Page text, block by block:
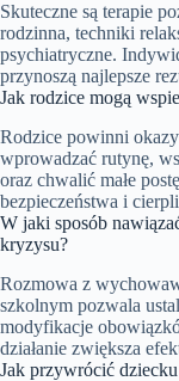
Skuteczne są terapie
rodzinna, techniki
psychiatryczne.
przynoszą najlepsze
Jak rodzice mogą
Rodzice powinni
wprowadzać rutynę,
oraz chwalić małe
bezpieczeństwa i
W jaki sposób
kryzysu?
Rozmowa z
szkolnym pozwala
modyfikacje
działanie zwiększa
Jak przywrócić